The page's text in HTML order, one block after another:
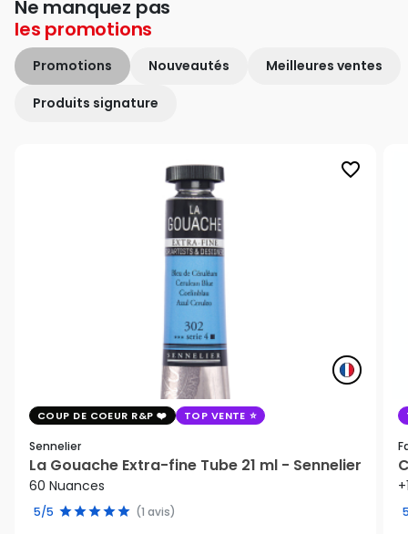
Ne manquez pas
les promotions
Promotions Nouveautés Meilleures ventes
Produits signature
favorite_border
COUP DE COEUR R&P TOP VENTE
Sennelier
La Gouache Extra-fine Tube 21 ml - Sennelier
60 Nuances
5/5 (1 avis)